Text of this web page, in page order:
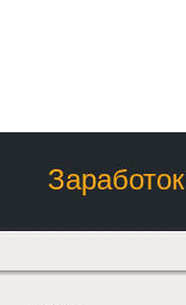
Заработок